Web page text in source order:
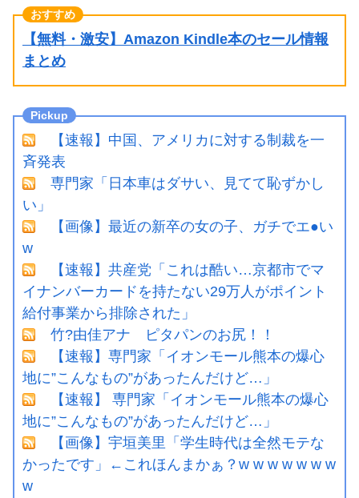
【無料・激安】Amazon Kindle本のセール情報
まとめ
【速報】中国、アメリカに対する制裁を一
斉発表
専門家「日本車はダサい、見てて恥ずかし
い」
【画像】最近の新卒の女の子、ガチでエ●い
w
【速報】共産党「これは酷い…京都市でマ
イナンバーカードを持たない29万人がポイント
給付事業から排除された」
竹?由佳アナ ピタパンのお尻！！
【速報】専門家「イオンモール熊本の爆心
地に”こんなもの”があったんだけど…」
【速報】 専門家「イオンモール熊本の爆心
地に”こんなもの”があったんだけど…」
【画像】宇垣美里「学生時代は全然モテな
かったです」←これほんまかぁ？w w w w w w w
w